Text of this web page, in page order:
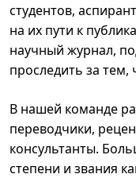
студентов,
на их пути к
научный журнал,
проследить за
В нашей команде
переводчики,
консультанты.
степени и звания